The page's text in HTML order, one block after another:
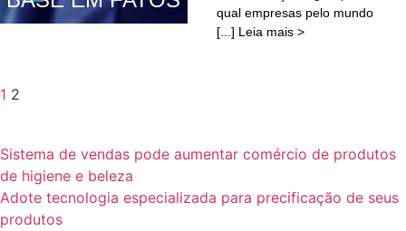
qual empresas pelo mundo
[...] Leia mais >
1 2
Sistema de vendas pode aumentar comércio de produtos
de higiene e beleza
Adote tecnologia especializada para precificação de seus
produtos